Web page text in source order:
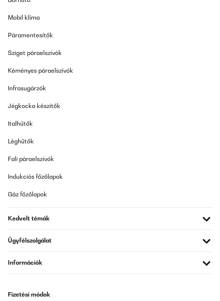
série. Sur le papier, ils devaient être assortis. En réalité, la couleur
n’ont pas la même teinte. Ce genre de décalage ne devrait pas
_______________________________
RÉPONDRE
===============================
déception causée par la non-concordance entre le four et le
uniformes, surtout lors de l'achat de produits de la même gamme.
Nous vous prions de nous excuser si les articles n'ont pas
votre commande afin que nous puissions examiner votre
d'améliorer la coordination des produits à l'avenir.
Mobil klíma
Páramentesítők
Sziget páraelszívók
Kéményes páraelszívók
Infrasugárzók
Jégkocka készítők
Italhűtők
Léghűtők
Fali páraelszívók
Indukciós főzőlapok
Gáz főzőlapok
Kedvelt témák
Ügyfélszolgálat
Információk
Fizetési módok